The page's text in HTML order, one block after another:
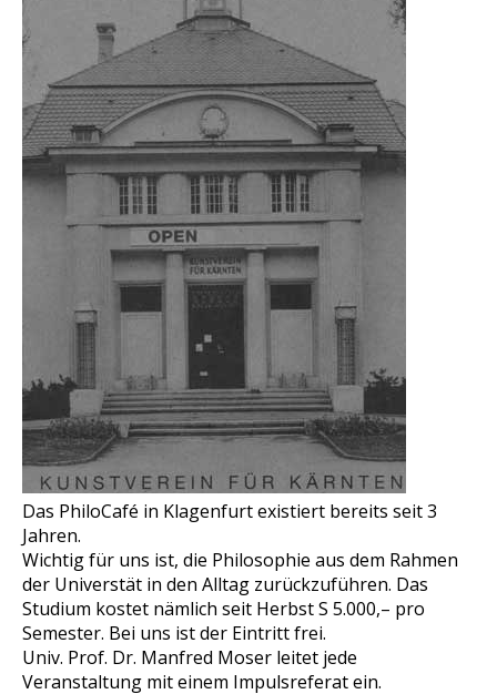
Das PhiloCafé in Klagenfurt existiert bereits seit 3
Jahren.
Wichtig für uns ist, die Philosophie aus dem Rahmen
der Universtät in den Alltag zurückzuführen. Das
Studium kostet nämlich seit Herbst S 5.000,– pro
Semester. Bei uns ist der Eintritt frei.
Univ. Prof. Dr. Manfred Moser leitet jede
Veranstaltung mit einem Impulsreferat ein.